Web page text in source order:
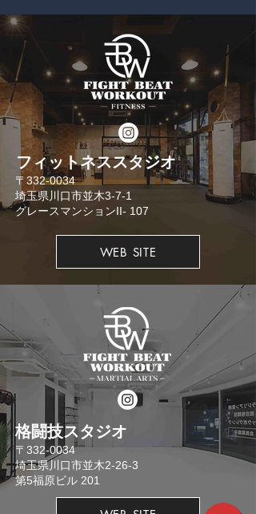
​フィットネススタジオ
​〒332-0034
埼玉県川口市並木3-7-1
​グレースマンションII- 107
WEB SITE
格闘技スタジオ
​〒332-0034
埼玉県川口市並木2-26-3
​第5福原ビル 201